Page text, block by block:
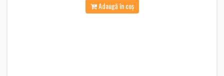
Adaugă în coș